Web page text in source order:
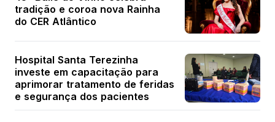
tradição e coroa nova Rainha
do CER Atlântico
Hospital Santa Terezinha
investe em capacitação para
aprimorar tratamento de feridas
e segurança dos pacientes